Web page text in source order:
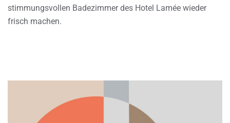
stimmungsvollen Badezimmer des Hotel Lamée wieder
frisch machen.